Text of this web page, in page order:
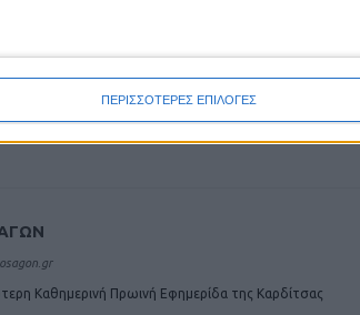
ΠΕΡΙΣΣΟΤΕΡΕΣ ΕΠΙΛΟΓΕΣ
που
του Δήμου
Νέος συνθετικός
Καθημερινή Πρωινή Εφημερίδα της Καρδίτσας